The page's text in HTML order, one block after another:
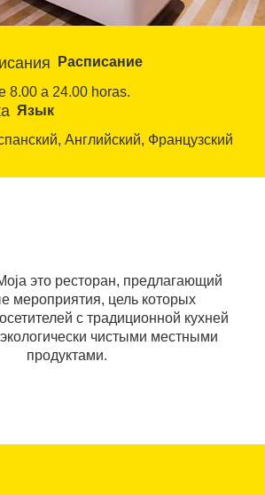
Расписание
8.00 a 24.00 horas.
Язык
Английский, Французский
это ресторан, предлагающий
мероприятия, цель которых
с традиционной кухней
чистыми местными
продуктами.